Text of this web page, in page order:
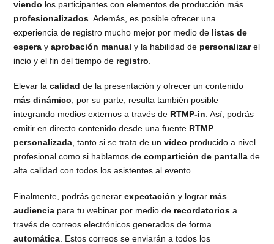
viendo los participantes con elementos de producción más
profesionalizados . Además, es posible ofrecer una
experiencia de registro mucho mejor por medio de listas de
espera yaprobación manual y la habilidad de personalizarel
incio y el fin del tiempo de registro
Elevar lacalidadde la presentación y ofrecer un contenido
más dinámico, por su parte, resulta también posible
integrando medios externos a través de RTMP-in. Así, podrás
emitir en directo contenido desde una fuente RTMP
personalizada, tanto si se trata de unvídeo producido a nivel
profesional como si hablamos decompartición de pantalla de
alta calidad con todos los asistentes al evento.
Finalmente, podrás generarexpectación y lograr más
audiencia para tu webinar por medio de recordatoriosa
través de correos electrónicos generados de forma
automática . Estos correos se enviarán a todos los